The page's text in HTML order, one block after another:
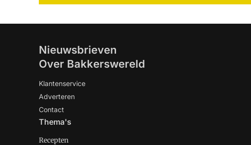
Nieuwsbrieven
Over Bakkerswereld
Klantenservice
Adverteren
Contact
Thema's
Recepten